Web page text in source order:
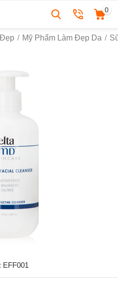
0
/ Mỹ Phẩm Làm Đẹp Da /
EFF001